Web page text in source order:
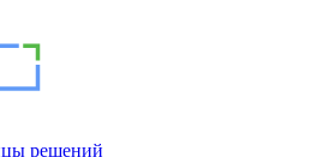
решений